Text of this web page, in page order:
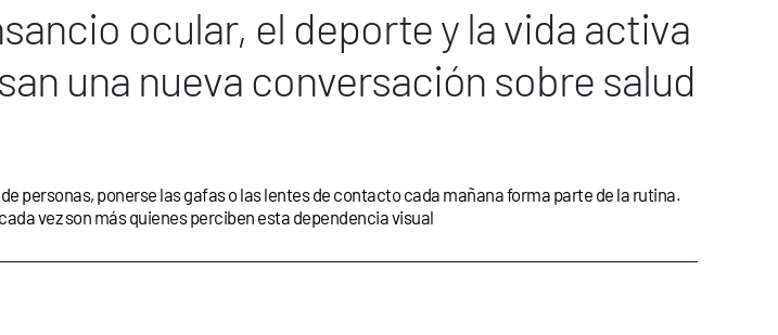
ocular, el deporte y la vida activa
una nueva conversación sobre salud
personas, ponerse las gafas o las lentes de contacto cada mañana forma parte de la rutina.
vez son más quienes perciben esta dependencia visual